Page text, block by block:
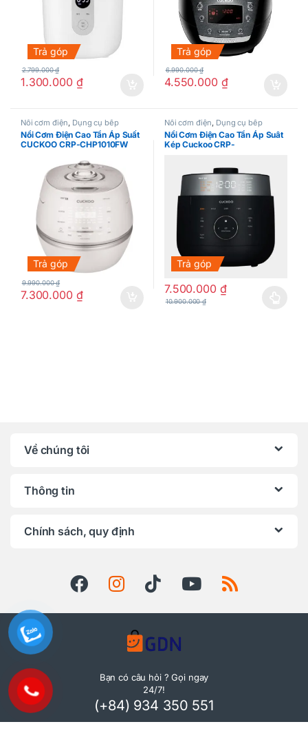
Trả góp
1.300.000 ₫
2.799.000₫
Trả góp
4.550.000 ₫
6.990.000₫
Nồi cơm điện, Dụng cụ bếp
Nồi Cơm Điện Cao Tần Áp Suất
CUCKOO CRP-CHP1010FW
Trả góp
7.300.000 ₫
9.990.000₫
Nồi cơm điện, Dụng cụ bếp
Nồi Cơm Điện Cao Tần Áp Suât
Kép Cuckoo CRP-
Trả góp
7.500.000 ₫
10.900.000₫
Sản phẩm này có nhiều biến
Về chúng tôi
Thông tin
Chính sách, quy định
Bạn có câu hỏi ? Gọi ngay
24/7!
(+84) 934 350 551